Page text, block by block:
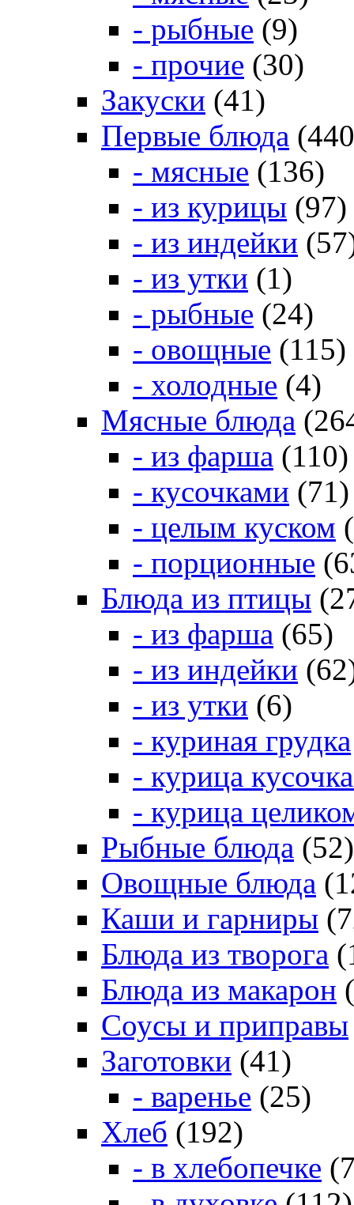
- рыбные (9)
- прочие (30)
Закуски (41)
Первые блюда
- мясные (136)
- из курицы (97)
- из индейки
- из утки (1)
- рыбные (24)
- овощные (115)
- холодные (4)
Мясные блюда
- из фарша (110)
- кусочками (71)
- целым куском
- порционные
Блюда из птицы
- из фарша (65)
- из индейки
- из утки (6)
- куриная грудка
- курица
- курица
Рыбные блюда (52)
Овощные блюда
Каши и гарниры
Блюда из творога
Блюда из макарон
Соусы и приправы
Заготовки (41)
- варенье (25)
Хлеб (192)
- в хлебопечке